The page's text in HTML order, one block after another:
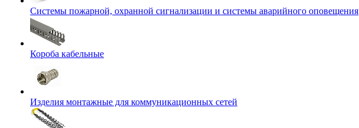
Системы пожарной, охранной сигнализации и системы аварийного оповещения
Короба кабельные
Изделия монтажные для коммуникационных сетей